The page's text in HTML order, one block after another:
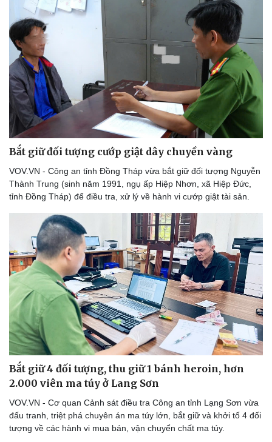
Thể thao
Lịch thi đấu bóng đá
Thế giới thể thao
eSports
Hậu trường
Ô tô - Xe máy
Xe máy
Tư vấn
Bắt giữ đối tượng cướp giật dây chuyền vàng
VOV.VN - Công an tỉnh Đồng Tháp vừa bắt giữ đối tượng Nguyễn
Thành Trung (sinh năm 1991, ngụ ấp Hiệp Nhơn, xã Hiệp Đức,
tỉnh Đồng Tháp) để điều tra, xử lý về hành vi cướp giật tài sản.
Bắt giữ 4 đối tượng, thu giữ 1 bánh heroin, hơn
2.000 viên ma túy ở Lang Sơn
VOV.VN - Cơ quan Cảnh sát điều tra Công an tỉnh Lạng Sơn vừa
đấu tranh, triệt phá chuyên án ma túy lớn, bắt giữ và khởi tố 4 đối
tượng về các hành vi mua bán, vận chuyển chất ma túy.